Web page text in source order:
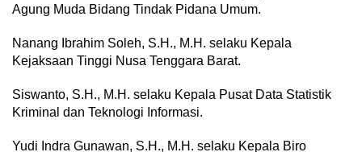
Agung Muda Bidang Tindak Pidana Umum.
Nanang Ibrahim Soleh, S.H., M.H. selaku Kepala
Kejaksaan Tinggi Nusa Tenggara Barat.
Siswanto, S.H., M.H. selaku Kepala Pusat Data Statistik
Kriminal dan Teknologi Informasi.
Yudi Indra Gunawan, S.H., M.H. selaku Kepala Biro